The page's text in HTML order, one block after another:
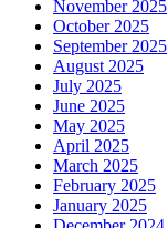
November 2025
October 2025
September 2025
August 2025
July 2025
June 2025
May 2025
April 2025
March 2025
February 2025
January 2025